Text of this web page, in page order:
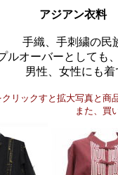
アジアン衣料
手織、手刺繍の民
ルオーバーとしても
男性、女性にも着
リックすと拡大写真と商
また、買